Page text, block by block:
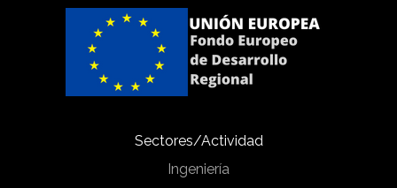
Sectores/Actividad
Ingeniería